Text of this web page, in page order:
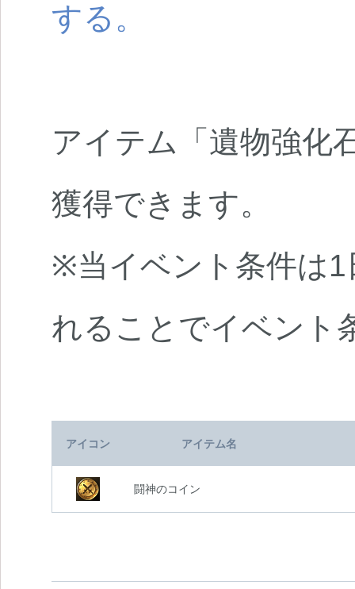
する。
アイテム「遺物強化
獲得できます。
※当イベント条件は1
れることでイベント
アイコン アイテム名
闘神のコイン